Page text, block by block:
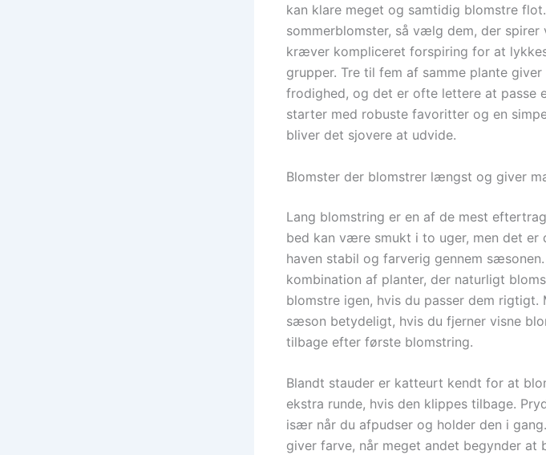
kan klare meget og samtidig blomstre
sommerblomster, så vælg dem, der
kræver kompliceret forspiring for at
grupper. Tre til fem af samme plante
frodighed, og det er ofte lettere at passe
starter med robuste favoritter og en
bliver det sjovere at udvide.
Blomster der blomstrer længst og giver
Lang blomstring er en af de mest
bed kan være smukt i to uger, men det er
haven stabil og farverig gennem
kombination af planter, der naturligt
blomstre igen, hvis du passer dem
sæson betydeligt, hvis du fjerner visne
tilbage efter første blomstring.
Blandt stauder er katteurt kendt for at
ekstra runde, hvis den klippes tilbage.
især når du afpudser og holder den i
giver farve, når meget andet begynder